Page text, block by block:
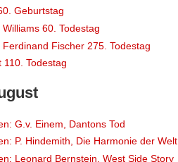
Geburtstag
60. Todestag
Fischer 275. Todestag
Todestag
G.v. Einem, Dantons Tod
P. Hindemith, Die Harmonie der Welt
Leonard Bernstein, West Side Story